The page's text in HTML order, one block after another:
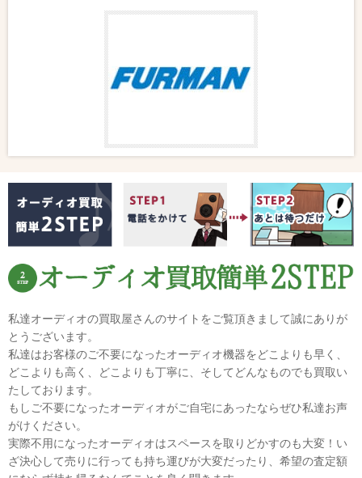
私達オーディオの買取屋さんのサイトをご覧頂きまして誠にありが
とうございます。
私達はお客様のご不要になったオーディオ機器をどこよりも早く、
どこよりも高く、どこよりも丁寧に、そしてどんなものでも買取い
たしております。
もしご不要になったオーディオがご自宅にあったならぜひ私達お声
がけください。
実際不用になったオーディオはスペースを取りどかすのも大変！い
ざ決心して売りに行っても持ち運びが大変だったり、希望の査定額